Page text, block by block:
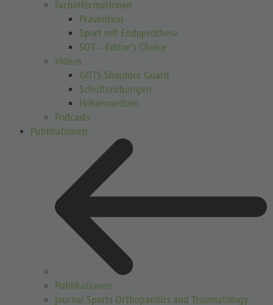
Fachinformationen
Prävention
Sport mit Endoprothese
SOT – Editor’s Choice
Videos
GOTS Shoulder Guard
Schulterübungen
Höhenmedizin
Podcasts
Publikationen
Publikationen
Journal Sports Orthopaedics and Traumatology